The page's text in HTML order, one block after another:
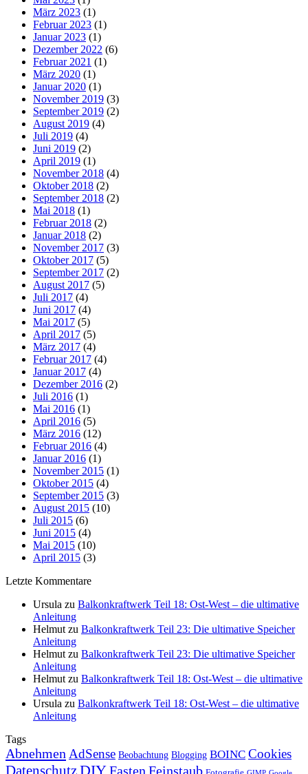
März 2023 (1)
Februar 2023 (1)
Januar 2023 (1)
Dezember 2022 (6)
Februar 2021 (1)
März 2020 (1)
Januar 2020 (1)
November 2019 (3)
September 2019 (2)
August 2019 (4)
Juli 2019 (4)
Juni 2019 (2)
April 2019 (1)
November 2018 (4)
Oktober 2018 (2)
September 2018 (2)
Mai 2018 (1)
Februar 2018 (2)
Januar 2018 (2)
November 2017 (3)
Oktober 2017 (5)
September 2017 (2)
August 2017 (5)
Juli 2017 (4)
Juni 2017 (4)
Mai 2017 (5)
April 2017 (5)
März 2017 (4)
Februar 2017 (4)
Januar 2017 (4)
Dezember 2016 (2)
Juli 2016 (1)
Mai 2016 (1)
April 2016 (5)
März 2016 (12)
Februar 2016 (4)
Januar 2016 (1)
November 2015 (1)
Oktober 2015 (4)
September 2015 (3)
August 2015 (10)
Juli 2015 (6)
Juni 2015 (4)
Mai 2015 (10)
April 2015 (3)
Letzte Kommentare
Ursula zu Balkonkraftwerk Teil 18: Ost-West – die ultimative
Anleitung
Helmut zu Balkonkraftwerk Teil 23: Die ultimative Speicher
Anleitung
Helmut zu Balkonkraftwerk Teil 23: Die ultimative Speicher
Anleitung
Helmut zu Balkonkraftwerk Teil 18: Ost-West – die ultimative
Anleitung
Ursula zu Balkonkraftwerk Teil 18: Ost-West – die ultimative
Anleitung
Tags
Abnehmen AdSense Beobachtung Blogging BOINC Cookies
DatenschutzDIYFasten Feinstaub